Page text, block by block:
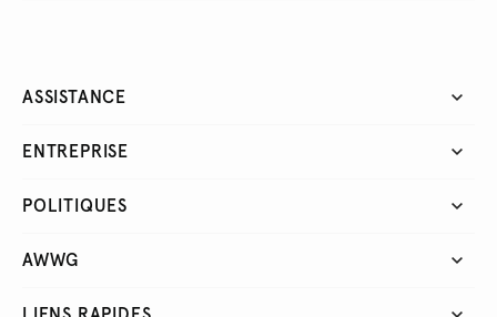
ASSISTANCE
ENTREPRISE
POLITIQUES
AWWG